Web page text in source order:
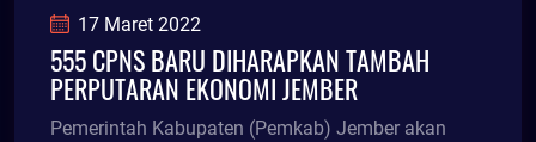
17 Maret 2022
555 CPNS BARU DIHARAPKAN TAMBAH
PERPUTARAN EKONOMI JEMBER
Pemerintah Kabupaten (Pemkab) Jember akan